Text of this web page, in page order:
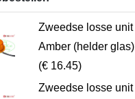
Zweedse losse unit
Amber (helder glas)
(€ 16.45)
Zweedse losse unit